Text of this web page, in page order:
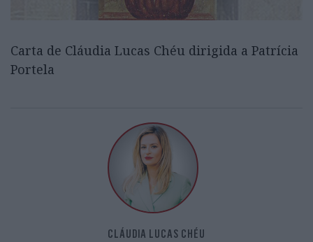
Carta de Cláudia Lucas Chéu dirigida a Patrícia
Portela
CLÁUDIA LUCAS CHÉU